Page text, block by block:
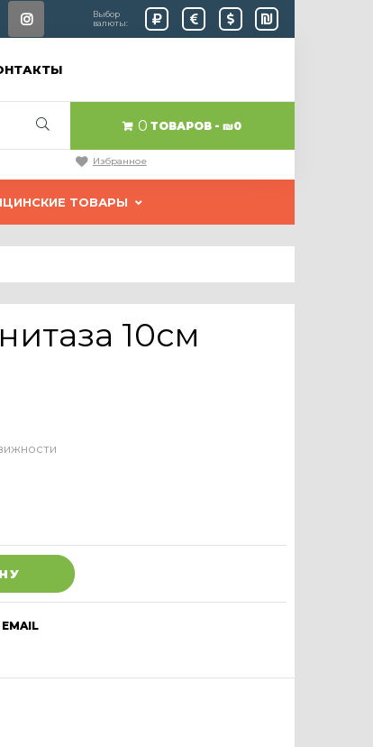
Выбор
валюты:
0 ТОВАРОВ ₪0
Избранное
ТОВАРЫ
10см
EMAIL